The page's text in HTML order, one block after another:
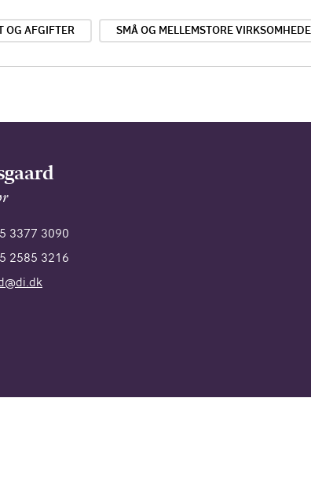
OG AFGIFTER SMÅ OG MELLEMSTORE
3377 3090
2585 3216